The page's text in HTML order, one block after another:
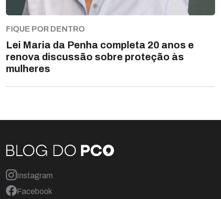
FIQUE POR DENTRO
Lei Maria da Penha completa 20 anos e
renova discussão sobre proteção às
mulheres
Instagram
Facebook